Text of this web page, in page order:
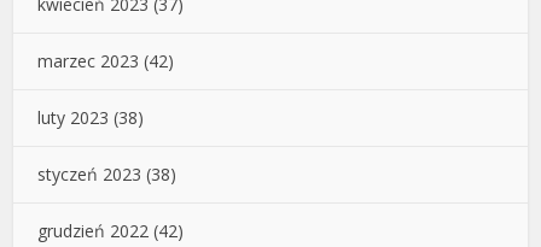
kwiecień 2023 (37)
marzec 2023 (42)
luty 2023 (38)
styczeń 2023 (38)
grudzień 2022 (42)